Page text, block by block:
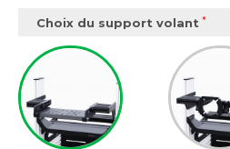
Choix du support volant